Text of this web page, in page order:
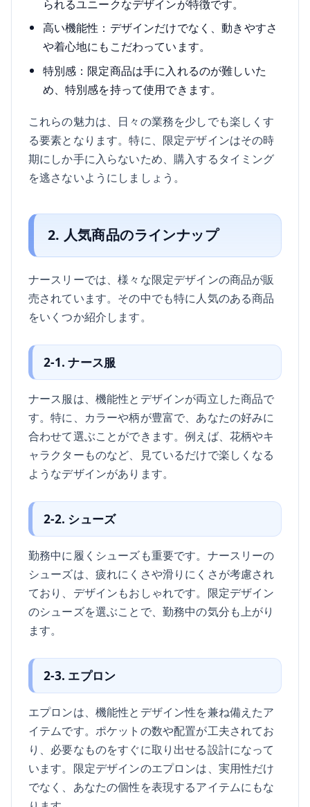
られるユニークなデザインが特徴です。
高い機能性：デザインだけでなく、動きやすさ
や着心地にもこだわっています。
特別感：限定商品は手に入れるのが難しいた
め、特別感を持って使用できます。
これらの魅力は、日々の業務を少しでも楽しくす
る要素となります。特に、限定デザインはその時
期にしか手に入らないため、購入するタイミング
を逃さないようにしましょう。
2. 人気商品のラインナップ
ナースリーでは、様々な限定デザインの商品が販
売されています。その中でも特に人気のある商品
をいくつか紹介します。
2-1. ナース服
ナース服は、機能性とデザインが両立した商品で
す。特に、カラーや柄が豊富で、あなたの好みに
合わせて選ぶことができます。例えば、花柄やキ
ャラクターものなど、見ているだけで楽しくなる
ようなデザインがあります。
2-2. シューズ
勤務中に履くシューズも重要です。ナースリーの
シューズは、疲れにくさや滑りにくさが考慮され
ており、デザインもおしゃれです。限定デザイン
のシューズを選ぶことで、勤務中の気分も上がり
ます。
2-3. エプロン
エプロンは、機能性とデザイン性を兼ね備えたア
イテムです。ポケットの数や配置が工夫されてお
り、必要なものをすぐに取り出せる設計になって
います。限定デザインのエプロンは、実用性だけ
でなく、あなたの個性を表現するアイテムにもな